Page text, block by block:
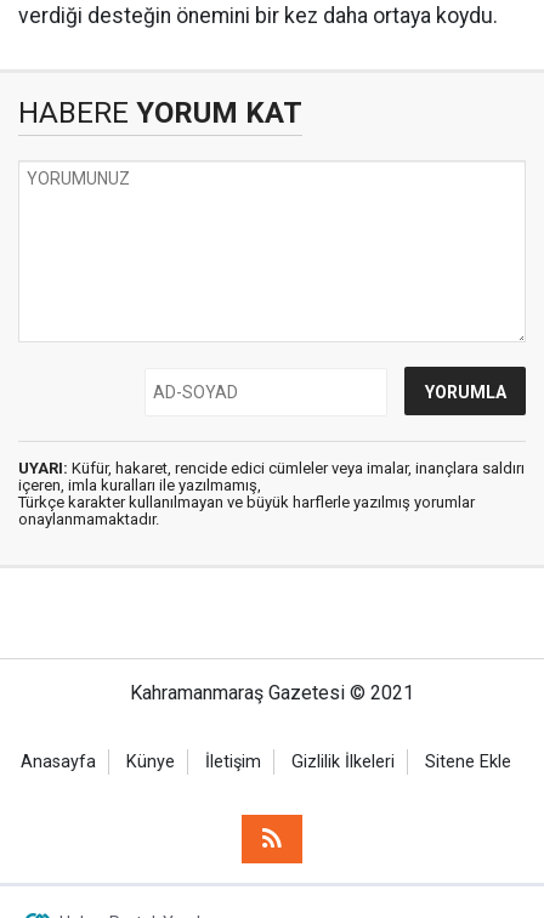
verdiği desteğin önemini bir kez daha ortaya koydu.
HABERE YORUM KAT
UYARI: Küfür, hakaret, rencide edici cümleler veya imalar, inançlara saldırı
içeren, imla kuralları ile yazılmamış,
Türkçe karakter kullanılmayan ve büyük harflerle yazılmış yorumlar
onaylanmamaktadır.
Kahramanmaraş Gazetesi © 2021
Anasayfa Künye İletişim Gizlilik İlkeleri Sitene Ekle